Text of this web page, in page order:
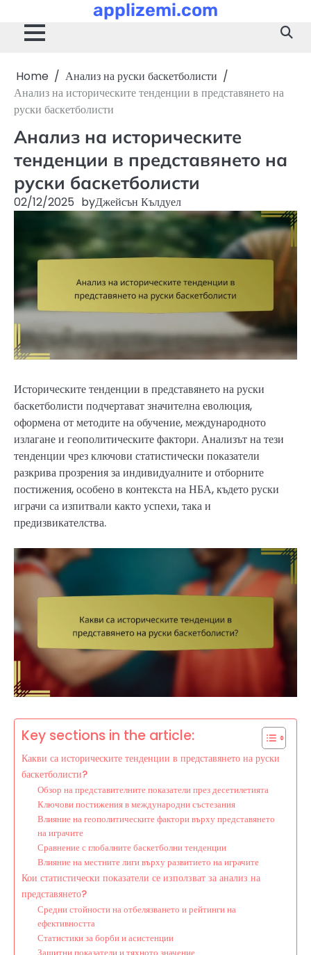
content
applizemi.com
Home
Анализ на руски баскетболисти
Анализ на историческите тенденции в представянето на
руски баскетболисти
Анализ на историческите
тенденции в представянето на
руски баскетболисти
02/12/2025 byДжейсън Кълдуел
Историческите тенденции в представянето на руски
баскетболисти подчертават значителна еволюция,
оформена от методите на обучение, международното
излагане и геополитическите фактори. Анализът на тези
тенденции чрез ключови статистически показатели
разкрива прозрения за индивидуалните и отборните
постижения, особено в контекста на НБА, където руски
играчи са изпитвали както успехи, така и
предизвикателства.
Key sections in the article:
Какви са историческите тенденции в представянето на руски
баскетболисти?
Обзор на представителните показатели през десетилетията
Ключови постижения в международни състезания
Влияние на геополитическите фактори върху представянето
на играчите
Сравнение с глобалните баскетболни тенденции
Влияние на местните лиги върху развитието на играчите
Кои статистически показатели се използват за анализ на
представянето?
Средни стойности на отбелязването и рейтинги на
ефективността
Статистики за борби и асистенции